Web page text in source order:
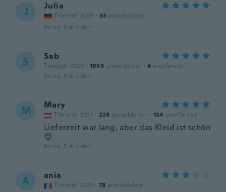
J Julia
Tilmeldt 2019 · 33 anmeldelser
for ca. 5 år siden
S Sab
Tilmeldt 2020 · 1059 anmeldelser · 4 overførsler
for ca. 5 år siden
M Mary
Tilmeldt 2017 · 228 anmeldelser · 124 overførsler
Lieferzeit war lang, aber das Kleid ist schön
😊
for ca. 5 år siden
A ania
Tilmeldt 2021 · 78 anmeldelser